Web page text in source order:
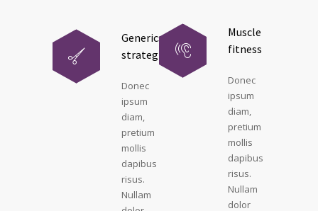
Generics
strategies
Donec
ipsum
diam,
pretium
mollis
dapibus
risus.
Nullam
Muscle
fitness
Donec
ipsum
diam,
pretium
mollis
dapibus
risus.
Nullam
dolor